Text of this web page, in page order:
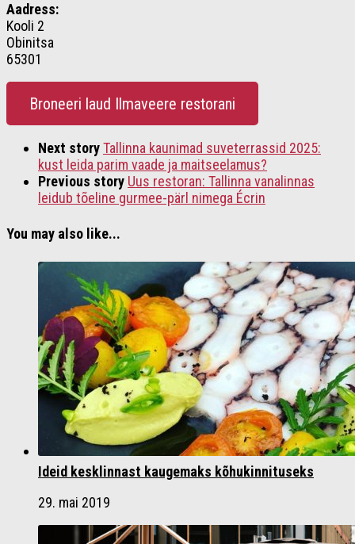
Aadress:
Kooli 2
Obinitsa
65301
Broneeri laud Ilmaveere restorani
Next storyTallinna kaunimad suveterrassid 2025:
kust leida parim vaade ja maitseelamus?
Previous story Uus restoran: Tallinna vanalinnas
leidub tõeline gurmee-pärl nimega Écrin
You may also like...
Ideid kesklinnast kaugemaks kõhukinnituseks
29. mai 2019